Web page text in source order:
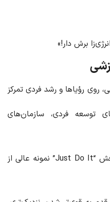
برش دار!»
روی رؤیاها و رشد فردی تمرکز
توسعه فردی، سازمان‌های
برند نایک (Nike) با شعار معروفش “Just Do It” نمونه عالی از